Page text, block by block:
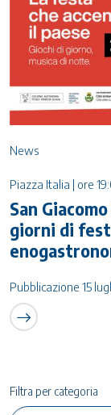
News
Piazza Italia | ore
San
giorni di
Pubblicazione 15
Filtra per categoria